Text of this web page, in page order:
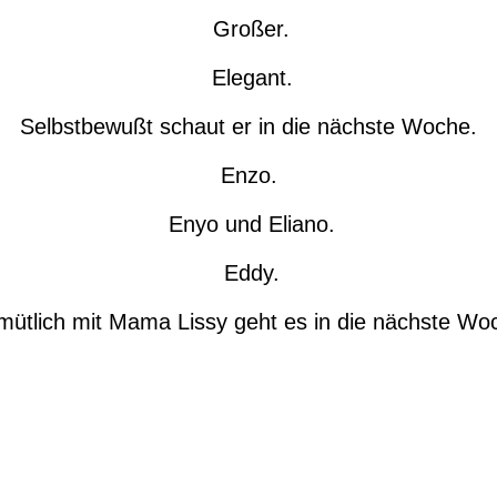
Großer.
Elegant.
Selbstbewußt schaut er in die nächste Woche.
Enzo.
Enyo und Eliano.
Eddy.
mit Mama Lissy geht es in die nächste